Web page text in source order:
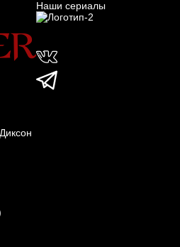
Наши сериалы